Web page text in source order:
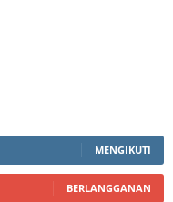
MENGIKUTI
BERLANGGANAN